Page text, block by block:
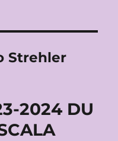
Strehler
2024 DU